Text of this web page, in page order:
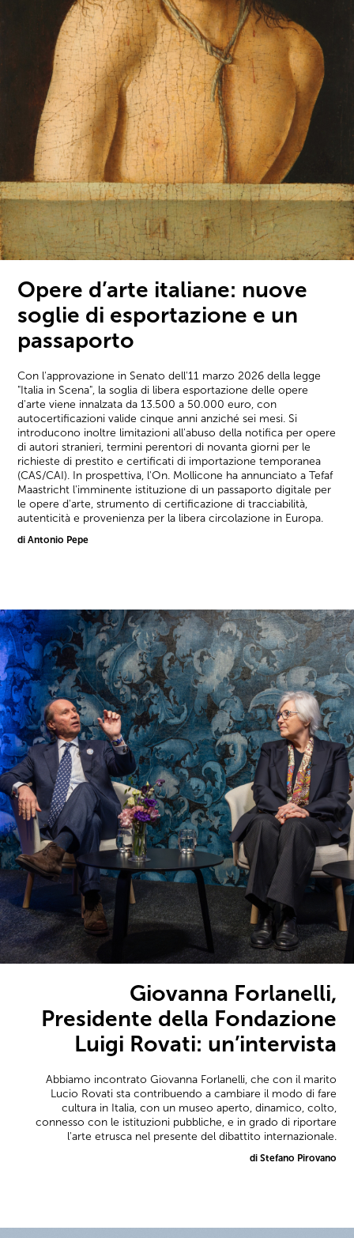
Opere d’arte italiane: nuove
soglie di esportazione e un
passaporto
Con l'approvazione in Senato dell'11 marzo 2026 della legge
"Italia in Scena", la soglia di libera esportazione delle opere
d'arte viene innalzata da 13.500 a 50.000 euro, con
autocertificazioni valide cinque anni anziché sei mesi. Si
introducono inoltre limitazioni all'abuso della notifica per opere
di autori stranieri, termini perentori di novanta giorni per le
richieste di prestito e certificati di importazione temporanea
(CAS/CAI). In prospettiva, l'On. Mollicone ha annunciato a Tefaf
Maastricht l'imminente istituzione di un passaporto digitale per
le opere d'arte, strumento di certificazione di tracciabilità,
autenticità e provenienza per la libera circolazione in Europa.
di Antonio Pepe
Giovanna Forlanelli,
Presidente della Fondazione
Luigi Rovati: un’intervista
Abbiamo incontrato Giovanna Forlanelli, che con il marito
Lucio Rovati sta contribuendo a cambiare il modo di fare
cultura in Italia, con un museo aperto, dinamico, colto,
connesso con le istituzioni pubbliche, e in grado di riportare
l'arte etrusca nel presente del dibattito internazionale.
di Stefano Pirovano